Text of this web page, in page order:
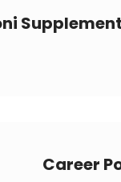
Career